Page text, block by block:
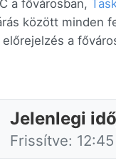
a fővárosban,
között minden
a
Jelenlegi
Frissítve: